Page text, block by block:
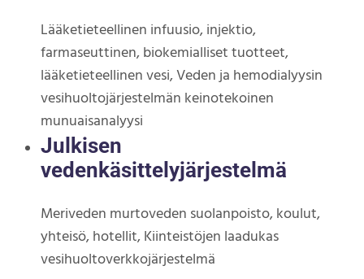
Lääketieteellinen infuusio, injektio,
farmaseuttinen, biokemialliset tuotteet,
lääketieteellinen vesi, Veden ja hemodialyysin
vesihuoltojärjestelmän keinotekoinen
munuaisanalyysi
Julkisen
vedenkäsittelyjärjestelmä
Meriveden murtoveden suolanpoisto, koulut,
yhteisö, hotellit, Kiinteistöjen laadukas
vesihuoltoverkkojärjestelmä